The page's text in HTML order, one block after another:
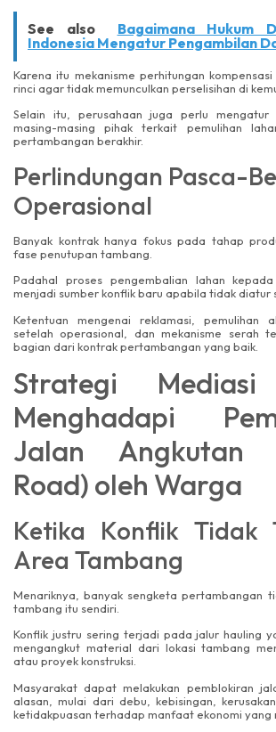
See also
Bagaimana Hukum
Indonesia Mengatur Pengambilan
Karena itu mekanisme perhitungan
rinci agar tidak memunculkan perselisihan di
Selain itu, perusahaan juga perlu mengatur
masing-masing pihak terkait pemulihan
pertambangan berakhir.
Perlindungan Pasca-
Operasional
Banyak kontrak hanya fokus pada tahap
fase penutupan tambang.
Padahal proses pengembalian lahan
menjadi sumber konflik baru apabila tidak diatur
Ketentuan mengenai reklamasi, pemulihan
setelah operasional, dan mekanisme serah
bagian dari kontrak pertambangan yang baik.
Strategi Mediasi
Menghadapi
Jalan Angkutan
Road) oleh Warga
Ketika Konflik Tidak
Area Tambang
Menariknya, banyak sengketa pertambangan
tambang itu sendiri.
Konflik justru sering terjadi pada jalur hauling
mengangkut material dari lokasi tambang
atau proyek konstruksi.
Masyarakat dapat melakukan pemblokiran
alasan, mulai dari debu, kebisingan,
ketidakpuasan terhadap manfaat ekonomi yang